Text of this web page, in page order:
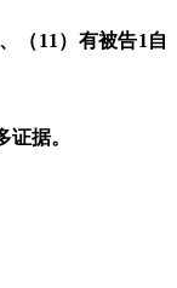
（11 ）有被告1 自
证据。